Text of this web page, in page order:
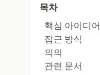
목차
핵심 아이디어
접근 방식
의의
관련 문서